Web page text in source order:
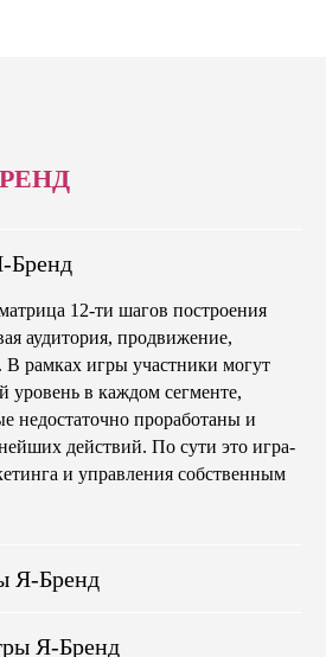
Бренд
12-ти шагов построения
аудитория, продвижение,
В рамках игры участники могут
уровень в каждом сегменте,
недостаточно проработаны и
действий. По сути это игра-
и управления собственным
Я-Бренд
Я-Бренд